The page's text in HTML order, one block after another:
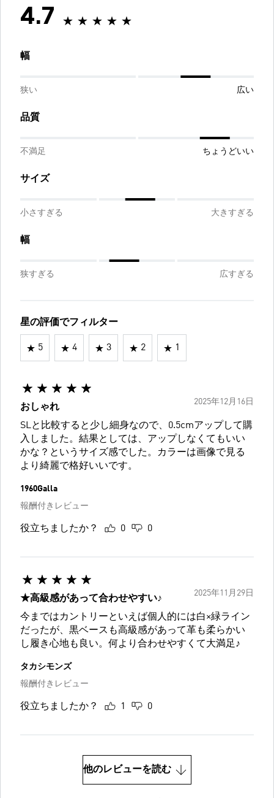
4.7
幅
狭い 広い
品質
不満足 ちょうどいい
サイズ
小さすぎる 大きすぎる
幅
狭すぎる 広すぎる
星の評価でフィルター
5 4 3 2 1
2025年12月16日
おしゃれ
SLと比較すると少し細身なので、0.5cmアップして購
入しました。結果としては、アップしなくてもいい
かな？というサイズ感でした。カラーは画像で見る
より綺麗で格好いいです。
1960Galla
報酬付きレビュー
役立ちましたか？ 0 0
2025年11月29日
★高級感があって合わせやすい♪
今まではカントリーといえば個人的には白×緑ライン
だったが、黒ベースも高級感があって革も柔らかい
し履き心地も良い。何より合わせやすくて大満足♪
タカシモンズ
報酬付きレビュー
役立ちましたか？ 1 0
他のレビューを読む